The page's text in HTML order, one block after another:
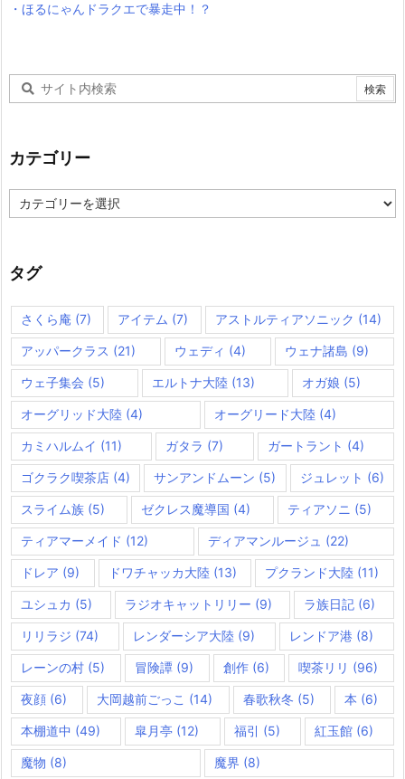
・ほるにゃんドラクエで暴走中！？
カテゴリー
テ
ー
タグ
さくら庵 (7) アイテム (7) アストルティアソニック (14)
アッパークラス (21) ウェディ (4) ウェナ諸島 (9)
ウェ子集会 (5) エルトナ大陸 (13) オガ娘 (5)
オーグリッド大陸 (4) オーグリード大陸 (4)
カミハルムイ (11) ガタラ (7) ガートラント (4)
ゴクラク喫茶店 (4) サンアンドムーン (5) ジュレット (6)
スライム族 (5) ゼクレス魔導国 (4) ティアソニ (5)
ティアマーメイド (12) ディアマンルージュ (22)
ドレア (9) ドワチャッカ大陸(13) プクランド大陸 (11)
ユシュカ (5) ラジオキャットリリー (9) ラ族日記 (6)
リリラジ (74) レンダーシア大陸 (9) レンドア港 (8)
レーンの村 (5) 冒険譚(9) 創作(6) 喫茶リリ (96)
夜顔 (6) 大岡越前ごっこ (14) 春歌秋冬 (5) 本 (6)
本棚道中 (49) 皐月亭 (12) 福引 (5) 紅玉館(6)
魔物 (8) 魔界 (8)